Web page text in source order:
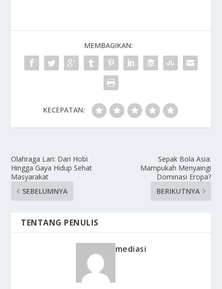
MEMBAGIKAN:
KECEPATAN:
Olahraga Lari: Dari Hobi
Hingga Gaya Hidup Sehat
Masyarakat
SEBELUMNYA
Sepak Bola Asia:
Mampukah Menyaingi
Dominasi Eropa?
BERIKUTNYA
TENTANG PENULIS
mediasi